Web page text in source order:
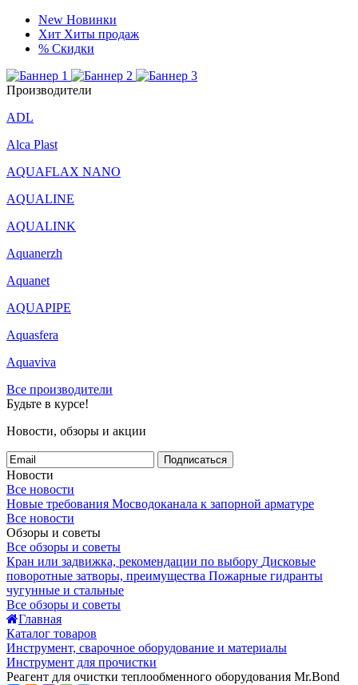
New Новинки
Хит Хиты продаж
% Скидки
Производители
ADL
Alca Plast
AQUAFLAX NANO
AQUALINE
AQUALINK
Aquanerzh
Aquanet
AQUAPIPE
Aquasfera
Aquaviva
Все производители
Будьте в курсе!
Новости, обзоры и акции
Подписаться
Новости
Все новости
Новые требования Мосводоканала к запорной арматуре
Все новости
Обзоры и советы
Все обзоры и советы
Кран или задвижка, рекомендации по выбору Дисковые
поворотные затворы, преимущества Пожарные гидранты
чугунные и стальные
Все обзоры и советы
Главная
Каталог товаров
Инструмент, сварочное оборудование и материалы
Инструмент для прочистки
Реагент для очистки теплообменного оборудования Mr.Bond